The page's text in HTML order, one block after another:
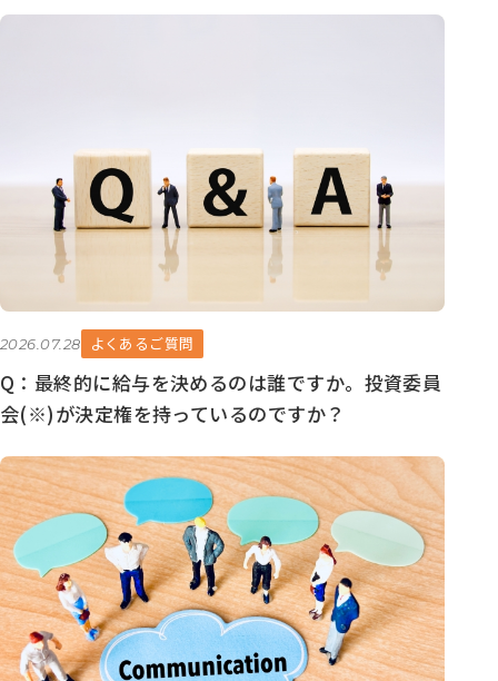
2026.07.28 よくあるご質問
Q：最終的に給与を決めるのは誰ですか。投資委員
会(※)が決定権を持っているのですか？